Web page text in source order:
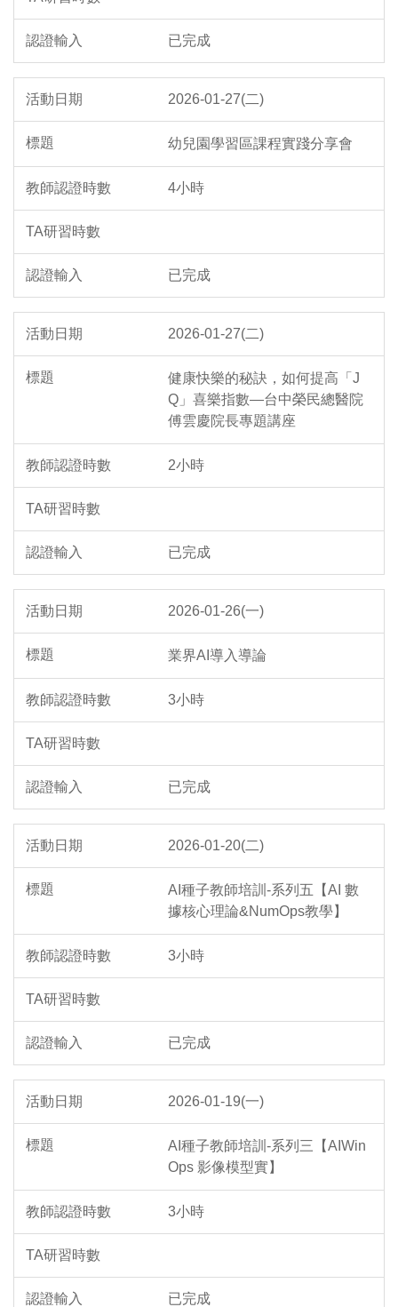
已完成
2026-01-27(二)
幼兒園學習區課程實踐分享會
4小時
已完成
2026-01-27(二)
健康快樂的秘訣，如何提高「J
Q」喜樂指數—台中榮民總醫院
傅雲慶院長專題講座
2小時
已完成
2026-01-26(一)
業界AI導入導論
3小時
已完成
2026-01-20(二)
AI種子教師培訓-系列五【AI 數
據核心理論&NumOps教學】
3小時
已完成
2026-01-19(一)
AI種子教師培訓-系列三【AIWin
Ops 影像模型實】
3小時
已完成